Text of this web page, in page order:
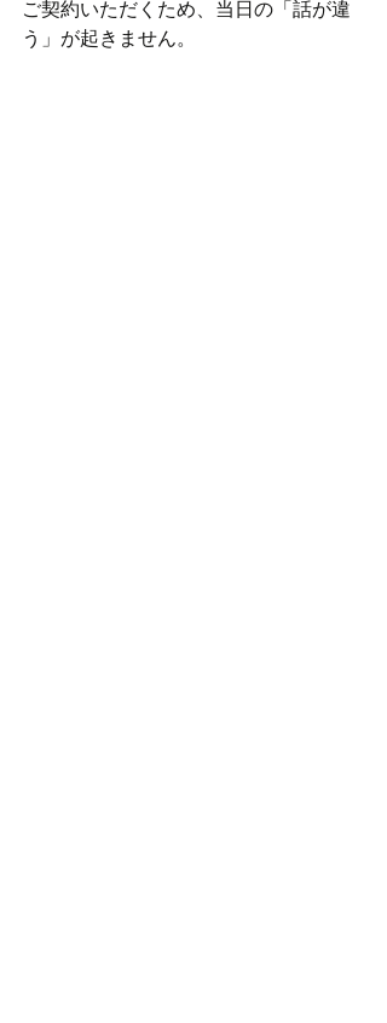
ご契約いただくため、当日の「話が違
う」が起きません。